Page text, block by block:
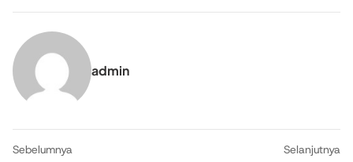
admin
Sebelumnya
Selanjutnya